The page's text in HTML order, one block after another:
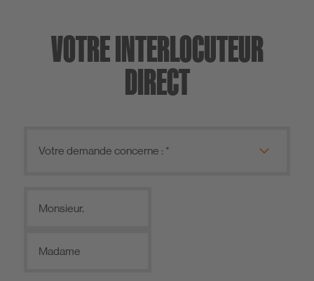
VOTRE INTERLOCUTEUR
DIRECT
Monsieur.
Madame